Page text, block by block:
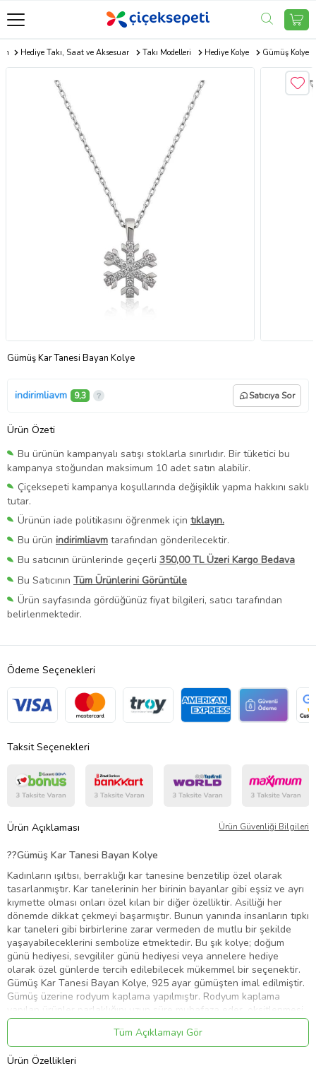
Hediye Takı, Saat ve Aksesuar Takı Modelleri Hediye Kolye Gümüş Kolye
Gümüş Kar Tanesi Bayan Kolye
indirimliavm 9,3 Satıcıya Sor
Ürün Özeti
Bu ürünün kampanyalı satışı stoklarla sınırlıdır. Bir tüketici bu
kampanya stoğundan maksimum 10 adet satın alabilir.
Çiçeksepeti kampanya koşullarında değişiklik yapma hakkını saklı
tutar.
Ürünün iade politikasını öğrenmek için tıklayın.
Bu ürün indirimliavm tarafından gönderilecektir.
Bu satıcının ürünlerinde geçerli 350,00 TL Üzeri Kargo Bedava
Bu Satıcının Tüm Ürünlerini Görüntüle
Ürün sayfasında gördüğünüz fiyat bilgileri, satıcı tarafından
belirlenmektedir.
Ödeme Seçenekleri
Taksit Seçenekleri
Ürün Açıklaması Ürün Güvenliği Bilgileri
??Gümüş Kar Tanesi Bayan Kolye
Kadınların ışıltısı, berraklığı kar tanesine benzetilip özel olarak
tasarlanmıştır. Kar tanelerinin her birinin bayanlar gibi eşsiz ve ayrı
kıymette olması onları özel kılan bir diğer özelliktir. Asilliği her
dönemde dikkat çekmeyi başarmıştır. Bunun yanında insanların tıpkı
kar taneleri gibi birbirlerine zarar vermeden de mutlu bir şekilde
yaşayabileceklerini sembolize etmektedir. Bu şık kolye; doğum
günü hediyesi, sevgililer günü hediyesi veya annelere hediye
olarak özel günlerde tercih edilebilecek mükemmel bir seçenektir.
Gümüş Kar Tanesi Bayan Kolye, 925 ayar gümüşten imal edilmiştir.
Gümüş üzerine rodyum kaplama yapılmıştır. Rodyum kaplama
yapılan ürünler parlaklığını uzun süre muhafaza eder, oksitlenmesi
gecikir. Üzerinde bulunan taşlar zirkondur. Tüm gümüş bayan
kolyelerde olduğu gibi bu gümüş kar tanesi bayan kolye de tamamı
el emeği ile üretilmiştir. Gümüş ve değerli taşlar nedeniyle
belirtilen ortalama ürün ağırlığında ± %10 sapma olabilmektedir.
Tüm Açıklamayı Gör
Ürün Özellikleri